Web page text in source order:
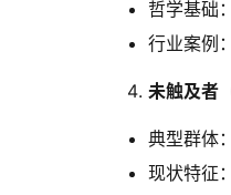
哲学基础
行业案例
未触及者
典型群体
现状特征